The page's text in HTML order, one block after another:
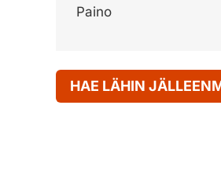
Paino
HAE LÄHIN